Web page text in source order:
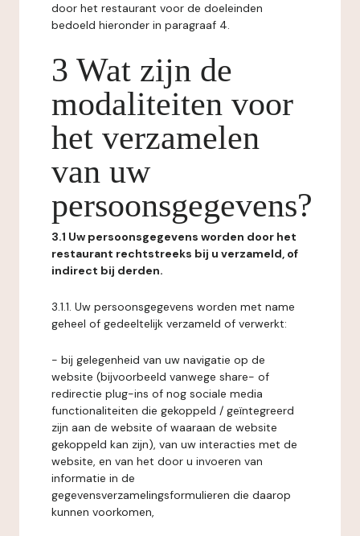
door het restaurant voor de doeleinden
bedoeld hieronder in paragraaf 4.
3 Wat zijn de
modaliteiten voor
het verzamelen
van uw
persoonsgegevens?
3.1 Uw persoonsgegevens worden door het
restaurant rechtstreeks bij u verzameld, of
indirect bij derden.
3.1.1. Uw persoonsgegevens worden met name
geheel of gedeeltelijk verzameld of verwerkt:
- bij gelegenheid van uw navigatie op de
website (bijvoorbeeld vanwege share- of
redirectie plug-ins of nog sociale media
functionaliteiten die gekoppeld / geïntegreerd
zijn aan de website of waaraan de website
gekoppeld kan zijn), van uw interacties met de
website, en van het door u invoeren van
informatie in de
gegevensverzamelingsformulieren die daarop
kunnen voorkomen,